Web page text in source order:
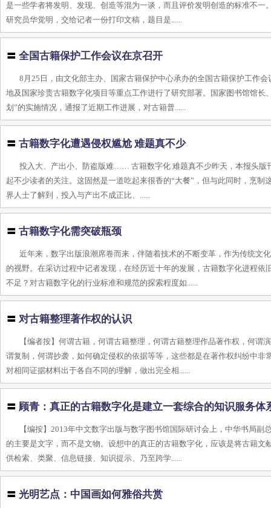
是一些学者将发明、发现、创造等混为一谈，而且评价发明创造的标准不
研究员华觉明，交给记者一份打印文稿，题目是......
〓全国古籍保护工作会议在京召开
8月25日，由文化部主办、国家古籍保护中心承办的全国古籍保护工作
地及国家珍贵古籍数字化项目等重点工作进行了研究部署。国家图书馆馆
划”的实施情况，通报了近期工作进展，对古籍普......
〓古籍数字化遭遇侵权尴尬 难题真不少
投入大、产出小、防盗版难…… 古籍数字化 难题真不少昨天，本报头版
起不少读者的关注。这固然是一道吃起来很香的“大餐”，但与此同时，烹
界人士了解到，投入与产出不成正比、......
〓古籍数字化需突破瓶颈
近年来，数字出版浪潮席卷而来，伴随着技术的不断变革，作为传统文
的视野。在采访过程中记者发现，在经历近十年的发展，古籍数字化进程
不足？对古籍数字化的行业标准和规范的探索程度如......
〓对古籍整理著作权的认识
【编者按】何谓古籍，何谓古籍整理，何谓古籍整理作品著作权，何
谓复制，何谓抄袭，如何确定侵权的依据等等，这些都是在著作权纠纷中
对相同证据材料出于各自不同的理解，做出完全相......
〓 顾青：真正的古籍数字化是建立一套综合的知识服务体
【编按】2013年中文数字出版与数字图书馆国际研讨会上，中华书局
的主要是文字，而不是文物。设想中的真正的古籍数字化，应该是将古籍
供检索、类聚、信息链接、知识提示、乃至跨学......
〓光明艺点：中国画如何雅俗共赏